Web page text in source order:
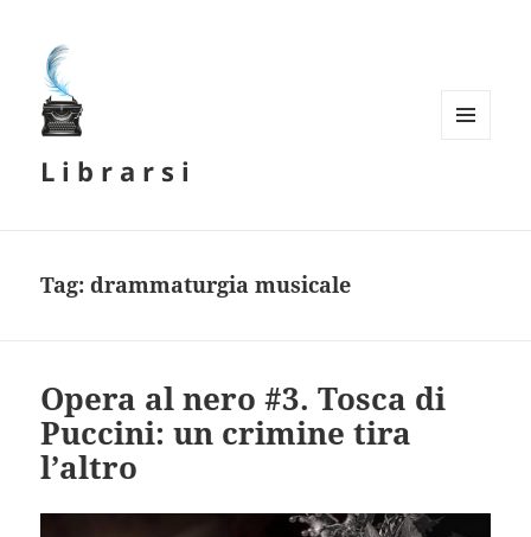
L i b r a r s i
Tag:drammaturgia musicale
Opera al nero #3. Tosca di
Puccini: un crimine tira
l’altro